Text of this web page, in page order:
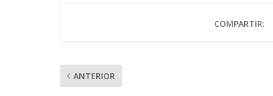
COMPARTIR:
ANTERIOR